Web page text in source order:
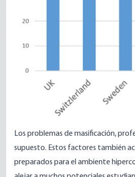
Los problemas de masificación,
supuesto. Estos factores también
preparados para el ambiente